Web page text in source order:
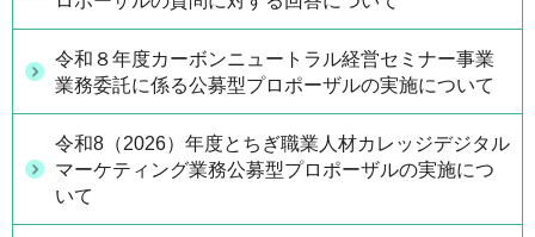
令和８年度カーボンニュートラル経営セミナー事業
業務委託に係る公募型プロポーザルの実施について
令和8（2026）年度とちぎ職業人材カレッジデジタル
マーケティング業務公募型プロポーザルの実施につ
いて